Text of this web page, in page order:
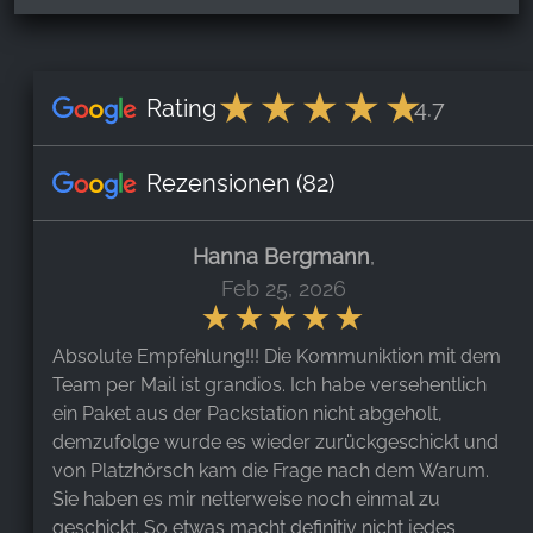
Rating 4.7
Rezensionen (82)
Hanna Bergmann,
Feb 25, 2026
Absolute Empfehlung!!! Die Kommuniktion mit dem
Team per Mail ist grandios. Ich habe versehentlich
ein Paket aus der Packstation nicht abgeholt,
demzufolge wurde es wieder zurückgeschickt und
von Platzhörsch kam die Frage nach dem Warum.
Sie haben es mir netterweise noch einmal zu
geschickt. So etwas macht definitiv nicht jedes